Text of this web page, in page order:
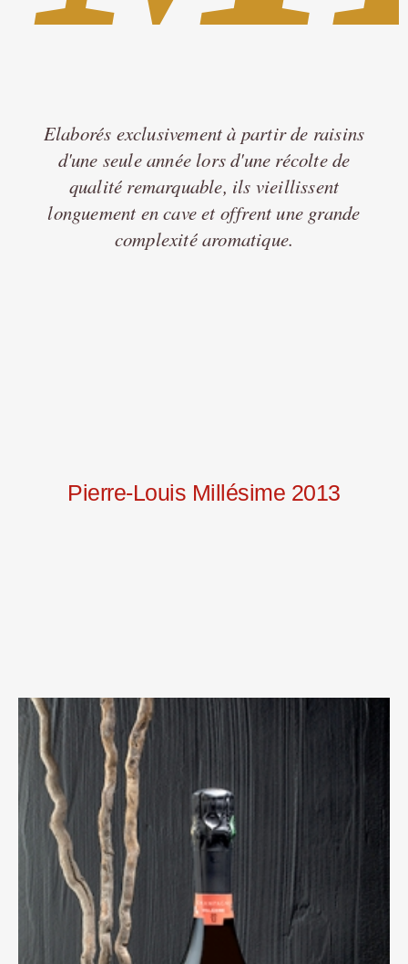
Elaborés exclusivement à partir de raisins
d'une seule année lors d'une récolte de
qualité remarquable, ils vieillissent
longuement en cave et offrent une grande
complexité aromatique.
Pierre-Louis Millésime 2013